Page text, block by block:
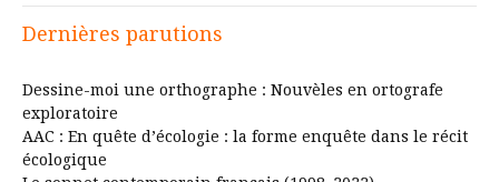
Dernières parutions
Dessine-moi une orthographe : Nouvèles en ortografe
exploratoire
AAC : En quête d’écologie : la forme enquête dans le récit
écologique